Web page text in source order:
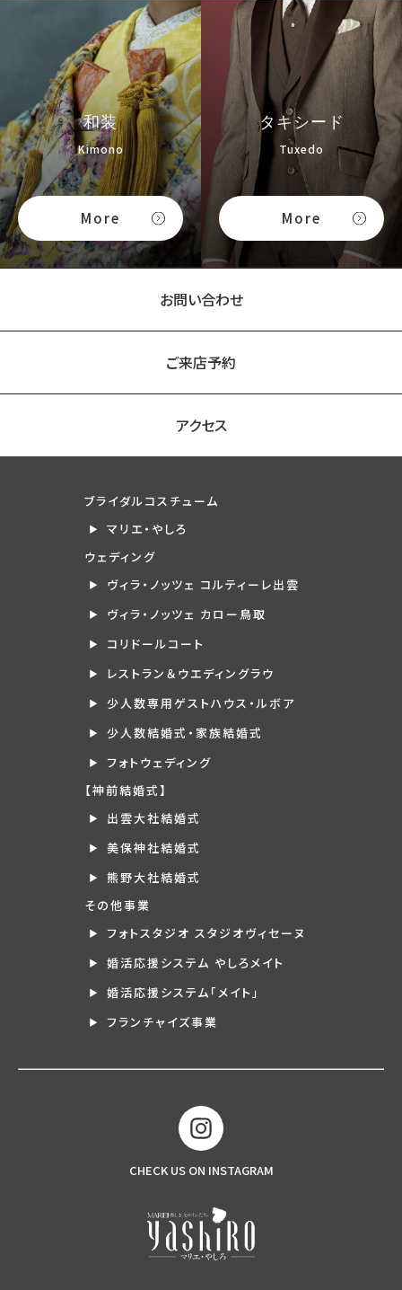
和装
Kimono
More
タキシード
Tuxedo
More
お問い合わせ
ご来店予約
アクセス
ブライダルコスチューム
マリエ・やしろ
ウェディング
ヴィラ・ノッツェ コルティーレ出雲
ヴィラ・ノッツェ カロー鳥取
コリドールコート
レストラン＆ウエディングラウ
少人数専用ゲストハウス・ルボア
少人数結婚式・家族結婚式
フォトウェディング
【神前結婚式】
出雲大社結婚式
美保神社結婚式
熊野大社結婚式
その他事業
フォトスタジオ スタジオヴィセーヌ
婚活応援システム やしろメイト
婚活応援システム「メイト」
フランチャイズ事業
CHECK US ON INSTAGRAM